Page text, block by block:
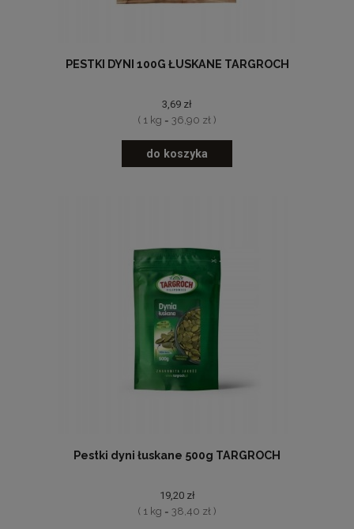
PESTKI DYNI 100G ŁUSKANE TARGROCH
3,69 zł
( 1 kg = 36,90 zł )
do koszyka
Pestki dyni łuskane 500g TARGROCH
19,20 zł
( 1 kg = 38,40 zł )